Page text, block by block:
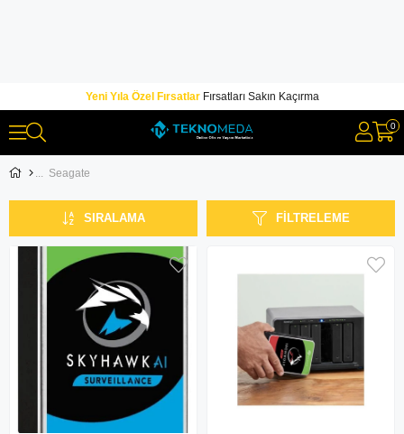
Yeni Yıla Özel FırsatlarFırsatları Sakın Kaçırma
0
Seagate
FILTRELEME
SIRALAMA